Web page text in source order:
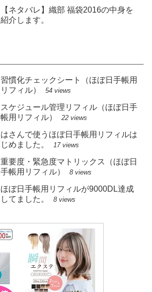
【ネタバレ】織部 福袋2016の中身を
紹介します。
習慣化チェックシート（ほぼ日手帳用
リフィル）
54 views
スケジュール管理リフィル（ほぼ日手
帳用リフィル）
22 views
はさんで使うほぼ日手帳用リフィルは
じめました。
17 views
重要度・緊急度マトリックス（ほぼ日
手帳用リフィル）
8 views
ほぼ日手帳用リフィルが9000DL達成
してました。
8 views